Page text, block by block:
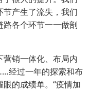
产生了流失，我们
各个环节一一做剖
销一体化、布局内
经过一年的探索和布
的成绩单。“疫情加